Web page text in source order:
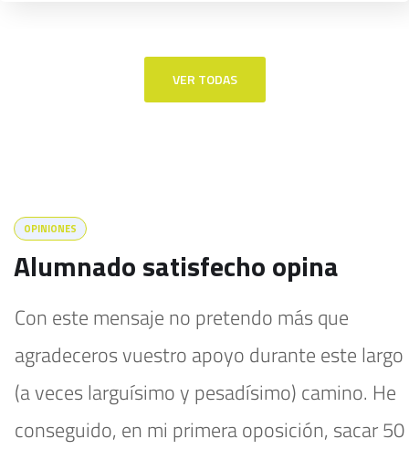
VER TODAS
OPINIONES
Alumnado satisfecho opina
Con este mensaje no pretendo más que
agradeceros vuestro apoyo durante este largo
(a veces larguísimo y pesadísimo) camino. He
conseguido, en mi primera oposición, sacar 50